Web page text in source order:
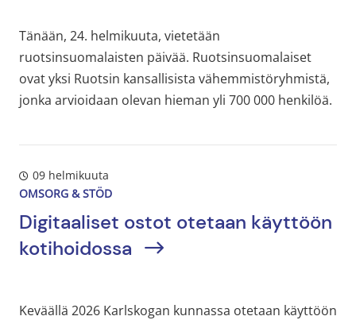
Tänään, 24. helmikuuta, vietetään
ruotsinsuomalaisten päivää. Ruotsinsuomalaiset
ovat yksi Ruotsin kansallisista vähemmistöryhmistä,
jonka arvioidaan olevan hieman yli 700 000 henkilöä.
09 helmikuuta
OMSORG & STÖD
Digitaaliset ostot otetaan käyttöön
kotihoidossa
Keväällä 2026 Karlskogan kunnassa otetaan käyttöön